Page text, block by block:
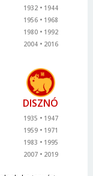
1932
1944
1956
1968
1980
1992
2004
2016
DISZNÓ
1935
1947
1959
1971
1983
1995
2007
2019